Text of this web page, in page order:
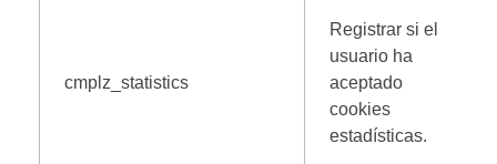
cmplz_statistics
Registrar si el
usuario ha
aceptado
cookies
estadísticas.